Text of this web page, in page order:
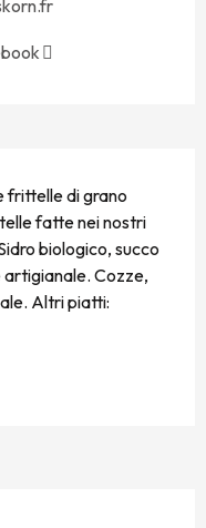
frittelle di grano
fatte nei nostri
biologico, succo
Cozze,
Altri piatti: